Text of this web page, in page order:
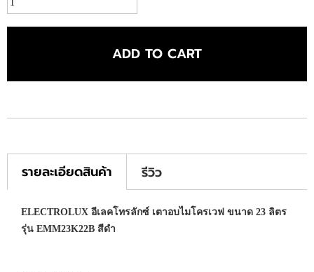
ADD TO CART
รายละเอียดสินค้า รีวิว
ELECTROLUX อีเลคโทรลักซ์ เตาอบไมโครเวฟ ขนาด 23 ลิตร
รุ่น EMM23K22B สีดำ